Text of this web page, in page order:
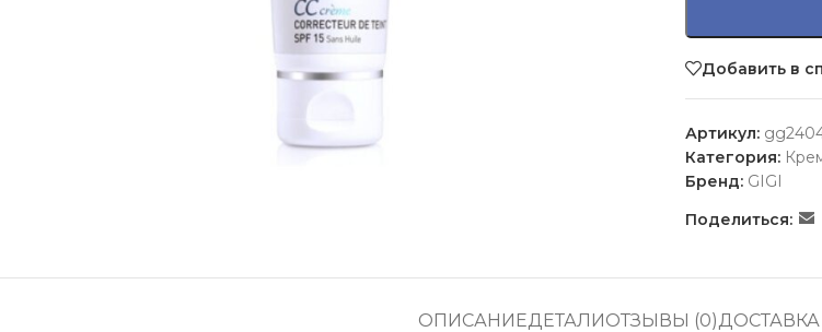
Добавить в
Артикул:
Категория:
Бренд: GIGI
Поделиться:
ОПИСАНИЕДЕТАЛИОТЗЫВЫ (0)